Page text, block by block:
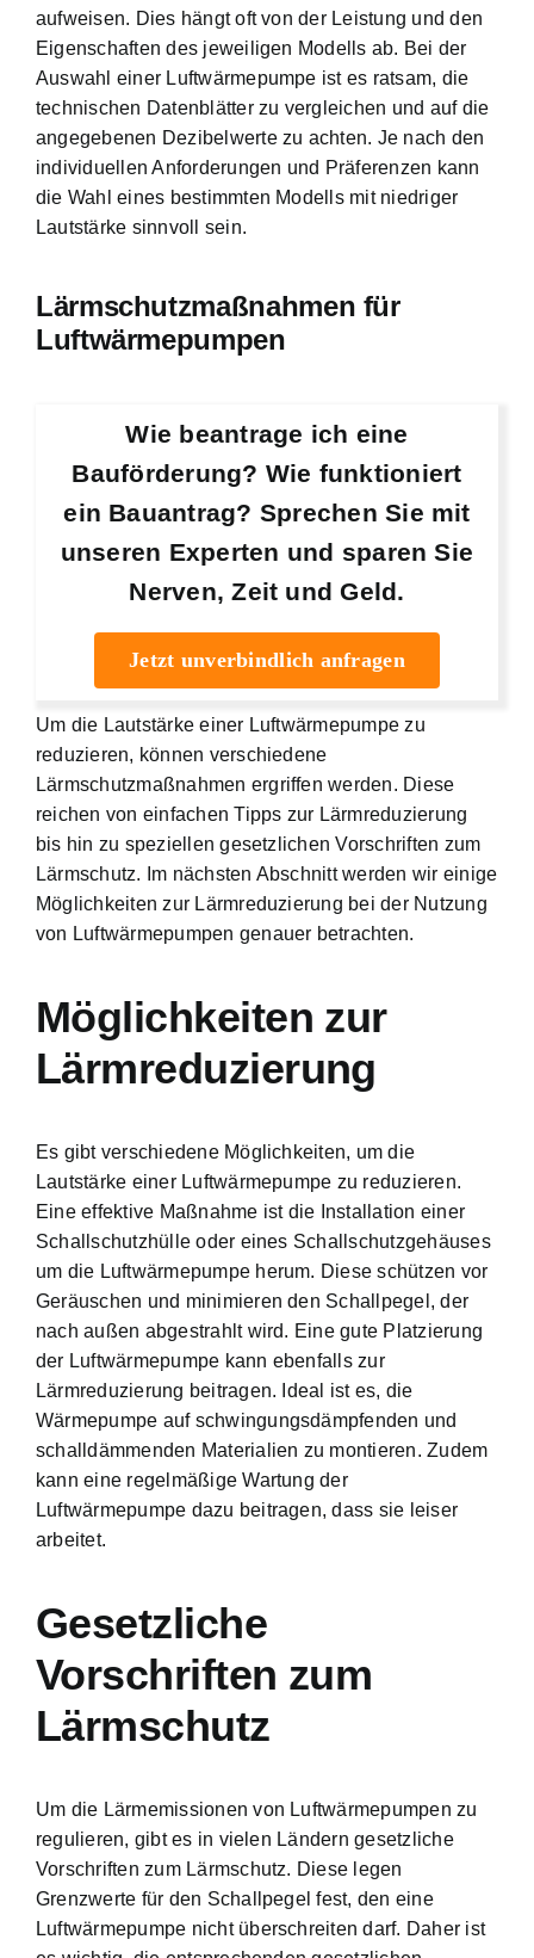
aufweisen. Dies hängt oft von der Leistung und den
Eigenschaften des jeweiligen Modells ab. Bei der
Auswahl einer Luftwärmepumpe ist es ratsam, die
technischen Datenblätter zu vergleichen und auf die
angegebenen Dezibelwerte zu achten. Je nach den
individuellen Anforderungen und Präferenzen kann
die Wahl eines bestimmten Modells mit niedriger
Lautstärke sinnvoll sein.
Lärmschutzmaßnahmen für
Luftwärmepumpen
Wie beantrage ich eine
Bauförderung? Wie funktioniert
ein Bauantrag? Sprechen Sie mit
unseren Experten und sparen Sie
Nerven, Zeit und Geld.
Jetzt unverbindlich anfragen
Um die Lautstärke einer Luftwärmepumpe zu
reduzieren, können verschiedene
Lärmschutzmaßnahmen ergriffen werden. Diese
reichen von einfachen Tipps zur Lärmreduzierung
bis hin zu speziellen gesetzlichen Vorschriften zum
Lärmschutz. Im nächsten Abschnitt werden wir einige
Möglichkeiten zur Lärmreduzierung bei der Nutzung
von Luftwärmepumpen genauer betrachten.
Möglichkeiten zur
Lärmreduzierung
Es gibt verschiedene Möglichkeiten, um die
Lautstärke einer Luftwärmepumpe zu reduzieren.
Eine effektive Maßnahme ist die Installation einer
Schallschutzhülle oder eines Schallschutzgehäuses
um die Luftwärmepumpe herum. Diese schützen vor
Geräuschen und minimieren den Schallpegel, der
nach außen abgestrahlt wird. Eine gute Platzierung
der Luftwärmepumpe kann ebenfalls zur
Lärmreduzierung beitragen. Ideal ist es, die
Wärmepumpe auf schwingungsdämpfenden und
schalldämmenden Materialien zu montieren. Zudem
kann eine regelmäßige Wartung der
Luftwärmepumpe dazu beitragen, dass sie leiser
arbeitet.
Gesetzliche
Vorschriften zum
Lärmschutz
Um die Lärmemissionen von Luftwärmepumpen zu
regulieren, gibt es in vielen Ländern gesetzliche
Vorschriften zum Lärmschutz. Diese legen
Grenzwerte für den Schallpegel fest, den eine
Luftwärmepumpe nicht überschreiten darf. Daher ist